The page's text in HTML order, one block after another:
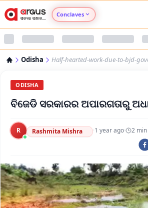
Conclaves
Argus Nari Shakti
Argus Swaad Odisha
Argus Chalo Dekhein
Odisha Half-hearted-work-due-to-bjd-
ODISHA
ବିଜେଡି ସରକାରର ଅପାରଗତାରୁ
R Rashmita Mishra ·1 year ago· 2